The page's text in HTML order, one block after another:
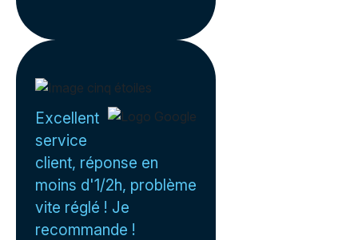
Excellent
service
client, réponse en
moins d'1/2h, problème
vite réglé ! Je
recommande !